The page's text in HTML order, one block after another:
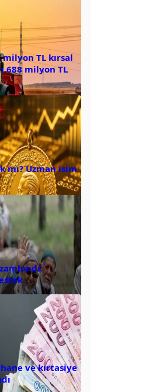
milyon TL kırsal
688 milyon TL
mı? Uzman isim
ve kırtasiye